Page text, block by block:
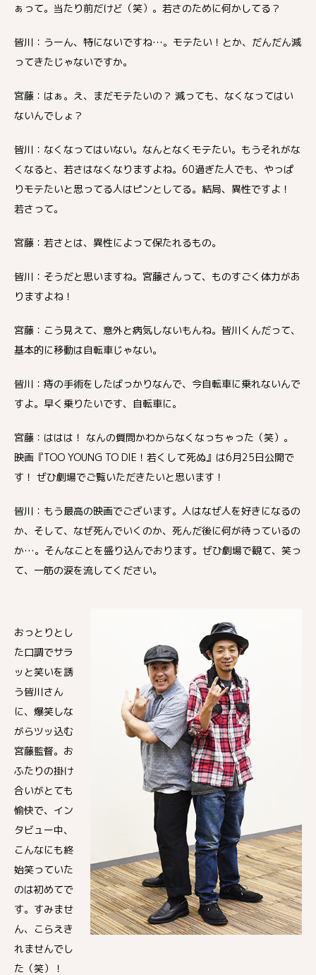
ぁって。当たり前だけど（笑）。若さのために何かしてる？
皆川：うーん、特にないですね…。モテたい！とか、だんだん減
ってきたじゃないですか。
宮藤：はぁ。え、まだモテたいの？ 減っても、なくなってはい
ないんでしょ？
皆川：なくなってはいない。なんとなくモテたい。もうそれがな
くなると、若さはなくなりますよね。60過ぎた人でも、やっぱ
りモテたいと思ってる人はピンとしてる。結局、異性ですよ！
若さって。
宮藤：若さとは、異性によって保たれるもの。
皆川：そうだと思いますね。宮藤さんって、ものすごく体力があ
りますよね！
宮藤：こう見えて、意外と病気しないもんね。皆川くんだって、
基本的に移動は自転車じゃない。
皆川：痔の手術をしたばっかりなんで、今自転車に乗れないんで
すよ。早く乗りたいです、自転車に。
宮藤：ははは！ なんの質問かわからなくなっちゃった（笑）。
映画『TOO YOUNG TO DIE！若くして死ぬ』は6月25日公開で
す！ ぜひ劇場でご覧いただきたいと思います！
皆川：もう最高の映画でございます。人はなぜ人を好きになるの
か、そして、なぜ死んでいくのか、死んだ後に何が待っているの
か…。そんなことを盛り込んでおります。ぜひ劇場で観て、笑っ
て、一筋の涙を流してください。
おっとりとし
た口調でサラ
ッと笑いを誘
う皆川さん
に、爆笑しな
がらツッ込む
宮藤監督。お
ふたりの掛け
合いがとても
愉快で、イン
タビュー中、
こんなにも終
始笑っていた
のは初めてで
す。すみませ
ん、こらえき
れませんでし
た（笑）！